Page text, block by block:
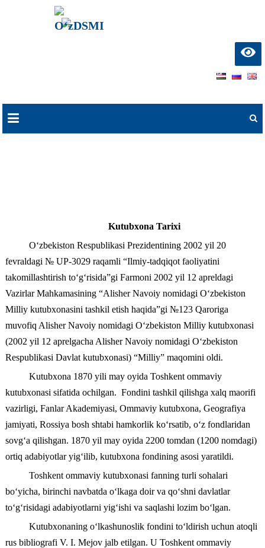
Skip
to
content
Kutubxona Tarixi
O‘zbekiston Respublikasi Prezidentining 2002 yil 20
fevraldagi № UP-3029 raqamli “Ilmiy-tadqiqot faoliyatini
takomillashtirish to‘g‘risida”gi Farmoni 2002 yil 12 apreldagi
Vazirlar Mahkamasining “Alisher Navoiy nomidagi O‘zbekiston
Milliy kutubxonasini tashkil etish haqida”gi №123 Qaroriga
muvofiq Alisher Navoiy nomidagi O‘zbekiston Milliy kutubxonasi
(2002 yil 12 aprelgacha Alisher Navoiy nomidagi O‘zbekiston
Respublikasi Davlat kutubxonasi) “Milliy” maqomini oldi.
Kutubxona 1870 yili may oyida Toshkent ommaviy
kutubxonasi sifatida ochilgan. Fondini tashkil qilishga xalq maorifi
vazirligi, Fanlar Akademiyasi, Ommaviy kutubxona, Geografiya
jamiyati, Rossiya bosh shtabi hamkorlik ko‘rsatib, o‘z fondlaridan
sovg‘a qilishgan. 1870 yil may oyida 2200 tomdan (1200 nomdagi)
ortiq adabiyotlar yig‘ilib, kutubxona fondining asosi yaratildi.
Toshkent ommaviy kutubxonasi fanning turli sohalari
bo‘yicha, birinchi navbatda o‘lkaga doir va qo‘shni davlatlar
to‘g‘risidagi adabiyotlarni yig‘ishi va saqlashi lozim bo‘lgan.
Kutubxonaning o‘lkashunoslik fondini to‘ldirish uchun atoqli
rus bibliografi V. I. Mejov jalb etilgan. U Toshkent ommaviy